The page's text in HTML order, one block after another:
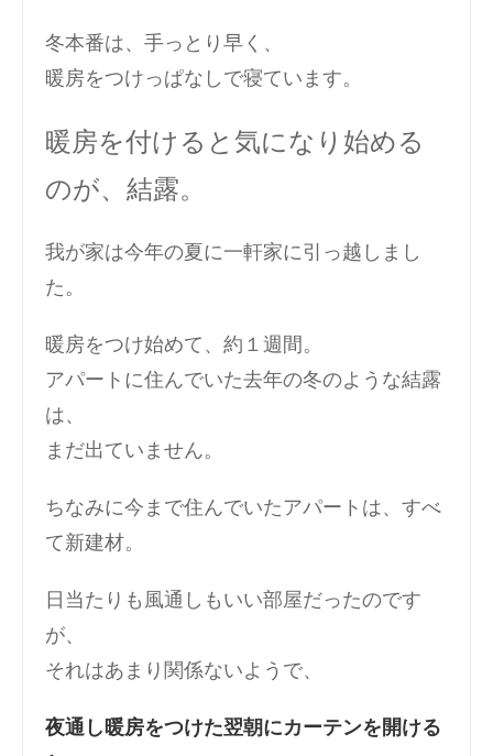
冬本番は、手っとり早く、
暖房をつけっぱなしで寝ています。
暖房を付けると気になり始める
のが、結露。
我が家は今年の夏に一軒家に引っ越しまし
た。
暖房をつけ始めて、約１週間。
アパートに住んでいた去年の冬のような結露
は、
まだ出ていません。
ちなみに今まで住んでいたアパートは、すべ
て新建材。
日当たりも風通しもいい部屋だったのです
が、
それはあまり関係ないようで、
夜通し暖房をつけた翌朝にカーテンを開ける